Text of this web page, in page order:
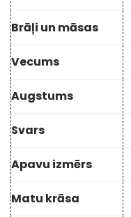
Brāļi un māsas
Vecums
Augstums
Svars
Apavu izmērs
Matu krāsa